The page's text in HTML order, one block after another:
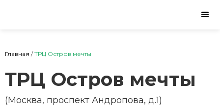
Главная / ТРЦ Остров мечты
ТРЦ Остров мечты
(Москва, проспект Андропова, д.1)